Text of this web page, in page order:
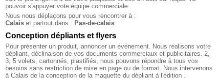
pouvoir s'appuyer vote équipe commerciale.
Nous nous déplaçons pour vous rencontrer à :
Calais et partout dans : Pas-de-calais
Conception dépliants et flyers
Pour présenter un produit, annoncer un événement. Nous réalisons votre
dépliant, déclinaison de vos documents commerciaux et publicitaires. 2,
3, 5 volets, cartonnés, plastifiés, nous pouvons répondre à tous vos
besoins sans restriction de mise en page ou de format. Nous intervenons
à Calais de la conception de la maquette du dépliant à l'édition .